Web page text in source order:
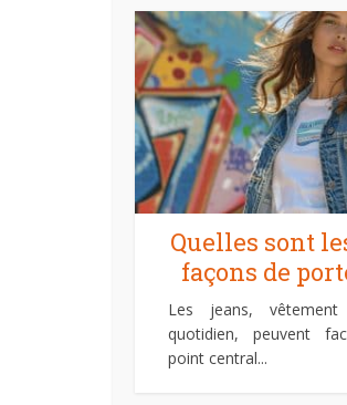
Quelles sont
façons de
Les jeans, vêtement
quotidien, peuvent
point central...